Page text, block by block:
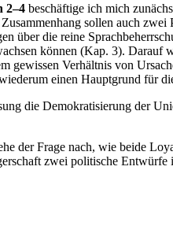
2–4 beschäftige ich mich
sollen auch
über die reine
können (Kap. 3).
gewissen Verhältnis von
einen Hauptgrund für
die Demokratisierung der
der Frage nach, wie beide
zwei politische